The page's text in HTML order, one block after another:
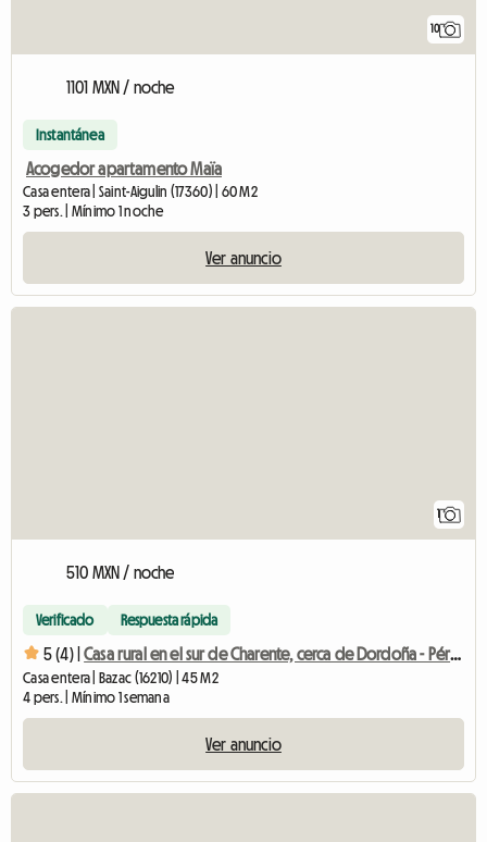
10
1101 MXN / noche
Instantánea
Acogedor apartamento Maïa
Casa entera | Saint-Aigulin (17360) | 60 M2
3 pers. | Mínimo 1 noche
Ver anuncio
1
510 MXN / noche
Verificado Respuesta rápida
5 (4) | Casa rural en el sur de Charente, cerca de Dordoña - Périgord Verde
Casa entera | Bazac (16210) | 45 M2
4 pers. | Mínimo 1 semana
Ver anuncio